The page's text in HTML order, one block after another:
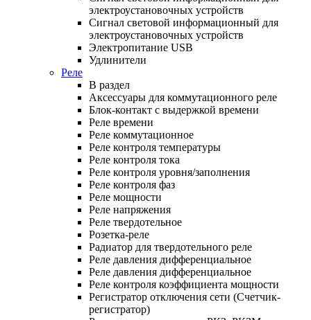
электроустановочных устройств
Сигнал световой информационный для
электроустановочных устройств
Электропитание USB
Удлинители
Реле
В раздел
Аксессуары для коммутационного реле
Блок-контакт с выдержкой времени
Реле времени
Реле коммутационное
Реле контроля температуры
Реле контроля тока
Реле контроля уровня/заполнения
Реле контроля фаз
Реле мощности
Реле напряжения
Реле твердотельное
Розетка-реле
Радиатор для твердотельного реле
Реле давления дифференциальное
Реле давления дифференциальное
Реле контроля коэффициента мощности
Регистратор отключения сети (Счетчик-
регистратор)